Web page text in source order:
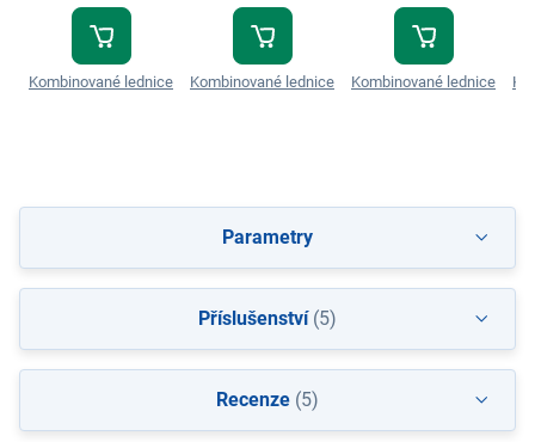
Kombinované lednice Kombinované lednice Kombinované lednice
Parametry
Příslušenství(5)
Recenze(5)